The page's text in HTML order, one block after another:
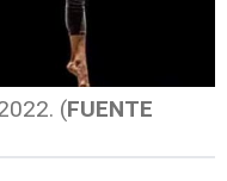
(FUENTE